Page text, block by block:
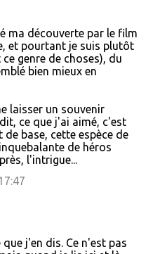
ma découverte par le film
et pourtant je suis plutôt
genre de choses), du
bien mieux en
laisser un souvenir
ce que j'ai aimé, c'est
base, cette espèce de
de héros
l'intrigue...
j'en dis. Ce n'est pas